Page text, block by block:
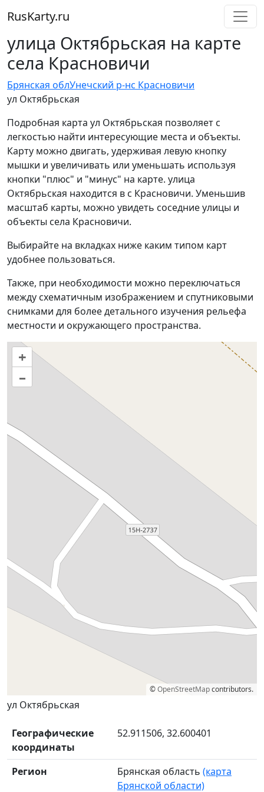
RusKarty.ru
улица Октябрьская на карте
села Красновичи
Брянская облУнечский р-нс Красновичи
ул Октябрьская
Подробная карта ул Октябрьская позволяет с
легкостью найти интересующие места и объекты.
Карту можно двигать, удерживая левую кнопку
мышки и увеличивать или уменьшать используя
кнопки "плюс" и "минус" на карте. улица
Октябрьская находится в с Красновичи. Уменьшив
масштаб карты, можно увидеть соседние улицы и
объекты села Красновичи.
Выбирайте на вкладках ниже каким типом карт
удобнее пользоваться.
Также, при необходимости можно переключаться
между схематичным изображением и спутниковыми
снимками для более детального изучения рельефа
местности и окружающего пространства.
+
–
©OpenStreetMapcontributors.
ул Октябрьская
Географические
координаты
52.911506, 32.600401
Регион Брянская область (карта
Брянской области)